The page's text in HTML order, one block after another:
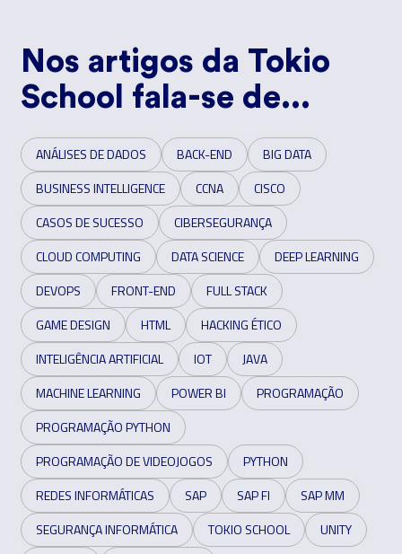
Nos artigos da Tokio
School fala-se de...
ANÁLISES DE DADOS BACK-END
BIG DATA
BUSINESS INTELLIGENCE
CCNA
CISCO
CASOS DE SUCESSO
CIBERSEGURANÇA
CLOUD COMPUTING
DATA SCIENCE
DEEP LEARNING
DEVOPS
FRONT-END
FULL STACK
GAME DESIGN
HTML
HACKING ÉTICO
INTELIGÊNCIA ARTIFICIAL
IOT
JAVA
MACHINE LEARNING
POWER BI
PROGRAMAÇÃO
PROGRAMAÇÃO PYTHON
PROGRAMAÇÃO DE VIDEOJOGOS
PYTHON
REDES INFORMÁTICAS
SAP SAP FI
SAP MM
SEGURANÇA INFORMÁTICA
TOKIO SCHOOL
UNITY